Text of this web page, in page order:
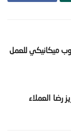
ميكانيكي للعمل
رضا العملاء